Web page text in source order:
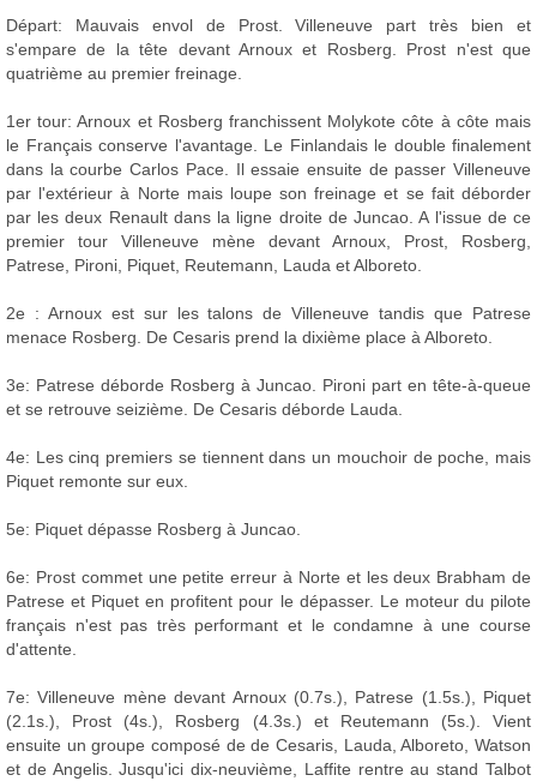
Départ: Mauvais envol de Prost. Villeneuve part très bien et
s'empare de la tête devant Arnoux et Rosberg. Prost n'est que
quatrième au premier freinage.
1er tour: Arnoux et Rosberg franchissent Molykote côte à côte mais
le Français conserve l'avantage. Le Finlandais le double finalement
dans la courbe Carlos Pace. Il essaie ensuite de passer Villeneuve
par l'extérieur à Norte mais loupe son freinage et se fait déborder
par les deux Renault dans la ligne droite de Juncao. A l'issue de ce
premier tour Villeneuve mène devant Arnoux, Prost, Rosberg,
Patrese, Pironi, Piquet, Reutemann, Lauda et Alboreto.
2e : Arnoux est sur les talons de Villeneuve tandis que Patrese
menace Rosberg. De Cesaris prend la dixième place à Alboreto.
3e: Patrese déborde Rosberg à Juncao. Pironi part en tête-à-queue
et se retrouve seizième. De Cesaris déborde Lauda.
4e: Les cinq premiers se tiennent dans un mouchoir de poche, mais
Piquet remonte sur eux.
5e: Piquet dépasse Rosberg à Juncao.
6e: Prost commet une petite erreur à Norte et les deux Brabham de
Patrese et Piquet en profitent pour le dépasser. Le moteur du pilote
français n'est pas très performant et le condamne à une course
d'attente.
7e: Villeneuve mène devant Arnoux (0.7s.), Patrese (1.5s.), Piquet
(2.1s.), Prost (4s.), Rosberg (4.3s.) et Reutemann (5s.). Vient
ensuite un groupe composé de de Cesaris, Lauda, Alboreto, Watson
et de Angelis. Jusqu'ici dix-neuvième, Laffite rentre au stand Talbot